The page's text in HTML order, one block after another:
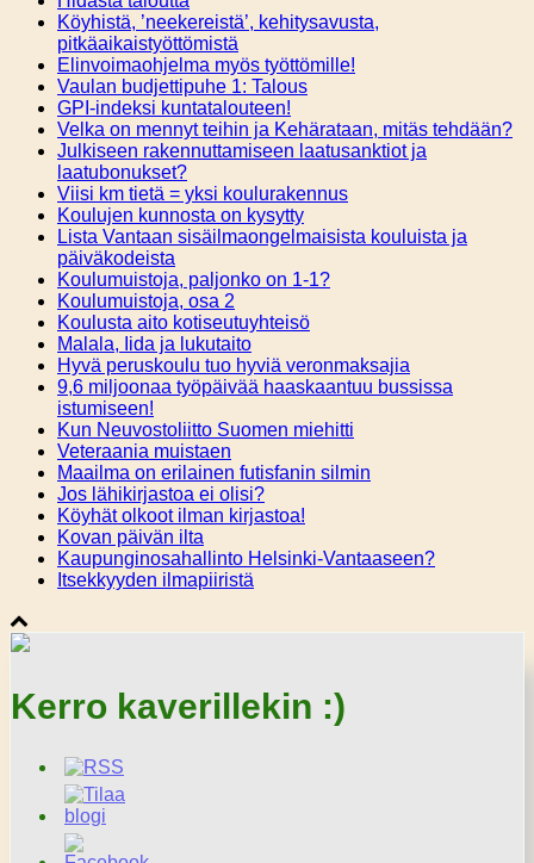
Köyhistä, ’neekereistä’, kehitysavusta,
pitkäaikaistyöttömistä
Elinvoimaohjelma myös työttömille!
Vaulan budjettipuhe 1: Talous
GPI-indeksi kuntatalouteen!
Velka on mennyt teihin ja Kehärataan, mitäs tehdään?
Julkiseen rakennuttamiseen laatusanktiot ja
laatubonukset?
Viisi km tietä = yksi koulurakennus
Koulujen kunnosta on kysytty
Lista Vantaan sisäilmaongelmaisista kouluista ja
päiväkodeista
Koulumuistoja, paljonko on 1-1?
Koulumuistoja, osa 2
Koulusta aito kotiseutuyhteisö
Malala, Iida ja lukutaito
Hyvä peruskoulu tuo hyviä veronmaksajia
9,6 miljoonaa työpäivää haaskaantuu bussissa
istumiseen!
Kun Neuvostoliitto Suomen miehitti
Veteraania muistaen
Maailma on erilainen futisfanin silmin
Jos lähikirjastoa ei olisi?
Köyhät olkoot ilman kirjastoa!
Kovan päivän ilta
Kaupunginosahallinto Helsinki-Vantaaseen?
Itsekkyyden ilmapiiristä
Kerro kaverillekin :)